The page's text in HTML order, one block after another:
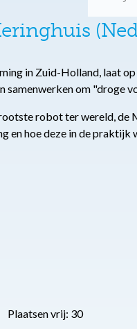
in Zuid-Holland, laat
samenwerken om "droge
robot ter wereld, de
en hoe deze in de praktijk
Plaatsen vrij: 30